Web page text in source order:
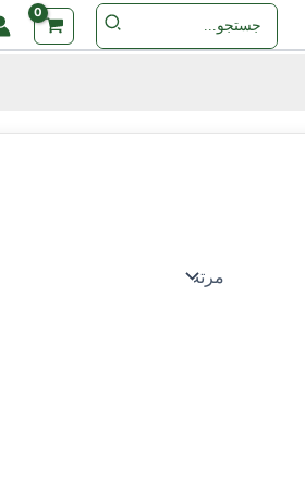
جستجو
برای
: